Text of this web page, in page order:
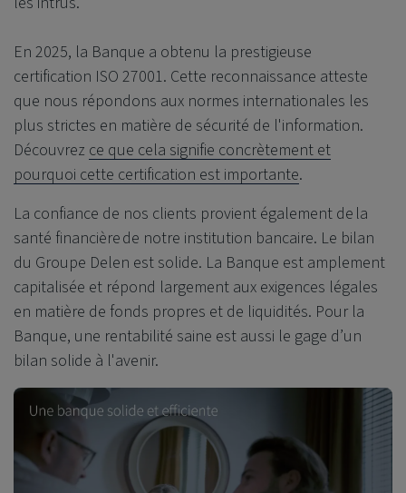
En 2025, la Banque a obtenu la prestigieuse
certification ISO 27001. Cette reconnaissance atteste
que nous répondons aux normes internationales les
plus strictes en matière de sécurité de l'information.
Découvrez ce que cela signifie concrètement et
pourquoi cette certification est importante.
La confiance de nos clients provient également de la
santé financièrede notre institution bancaire. Le bilan
du Groupe Delen est solide. La Banque est amplement
capitalisée et répond largement aux exigences légales
en matière de fonds propres et de liquidités. Pour la
Banque, une rentabilité saine est aussi le gage d’un
bilan solide à l'avenir.